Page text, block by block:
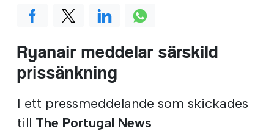
Ryanair meddelar särskild
prissänkning
I ett pressmeddelande som skickades
till The Portugal News